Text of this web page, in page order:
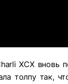
XCX вновь
толпу так,